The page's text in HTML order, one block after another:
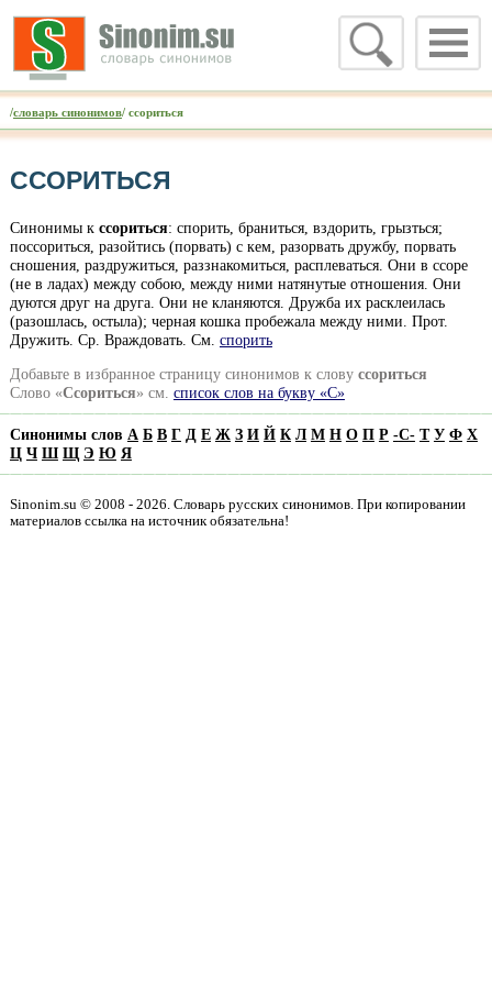
/словарь синонимов/ ссориться
ССОРИТЬСЯ
Синонимы к ссориться: спорить, браниться, вздорить, грызться;
поссориться, разойтись (порвать) с кем, разорвать дружбу, порвать
сношения, раздружиться, раззнакомиться, расплеваться. Они в ссоре
(не в ладах) между собою, между ними натянутые отношения. Они
дуются друг на друга. Они не кланяются. Дружба их расклеилась
(разошлась, остыла); черная кошка пробежала между ними. Прот.
Дружить. Ср. Враждовать. См. спорить
Добавьте в избранное страницу синонимов к слову ссориться
Слово «Ссориться» см. список слов на букву «С»
Синонимы слов А Б В Г Д Е Ж З И Й К Л М Н О П Р -С- Т У Ф Х
Ц Ч Ш Щ Э Ю Я
Sinonim.su © 2008 - 2026. Словарь русских синонимов. При копировании
материалов ссылка на источник обязательна!